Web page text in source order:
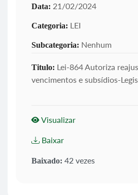
Data: 21/02/2024
Categoria: LEI
Subcategoria: Nenhum
Titulo: Lei-864 Autoriza
vencimentos e subsídios-
Visualizar
Baixar
Baixado: 42 vezes